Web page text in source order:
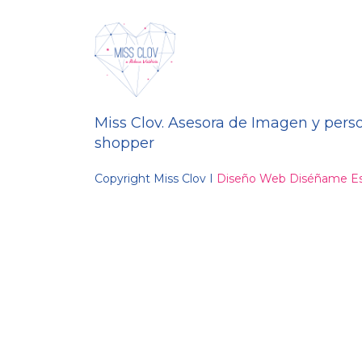
Miss Clov. Asesora de Imagen y
shopper
Copyright Miss Clov I Diseño Web Diséñame